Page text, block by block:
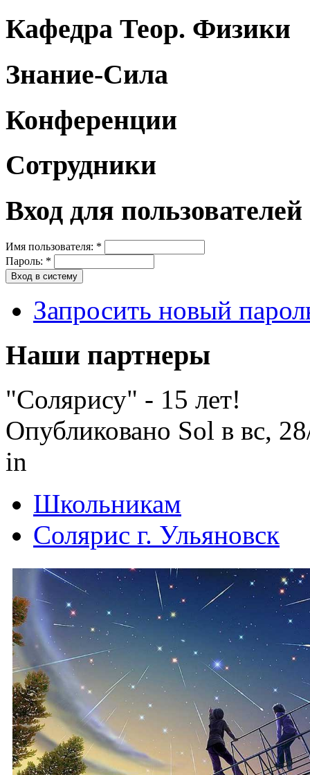
Кафедра Теор. Физики
Знание-Сила
Конференции
Сотрудники
Вход для пользователей
Имя пользователя: *
Пароль: *
Запросить новый
Наши партнеры
"Солярису" - 15 лет!
Опубликовано Sol в вс,
in
Школьникам
Солярис г. Ульяновск